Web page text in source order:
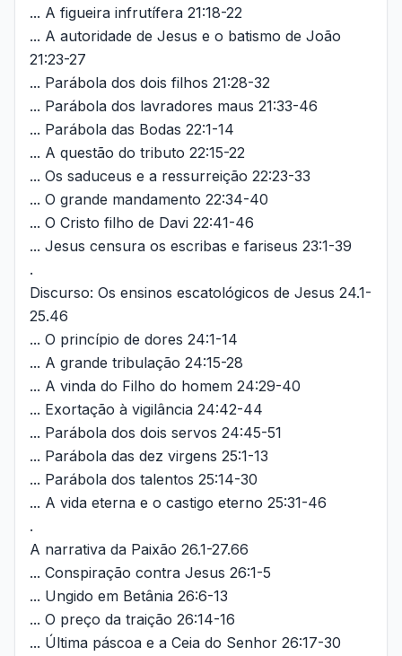
... A figueira infrutífera 21:18-22
... A autoridade de Jesus e o batismo de João
21:23-27
... Parábola dos dois filhos 21:28-32
... Parábola dos lavradores maus 21:33-46
... Parábola das Bodas 22:1-14
... A questão do tributo 22:15-22
... Os saduceus e a ressurreição 22:23-33
... O grande mandamento 22:34-40
... O Cristo filho de Davi 22:41-46
... Jesus censura os escribas e fariseus 23:1-39
.
Discurso: Os ensinos escatológicos de Jesus 24.1-
25.46
... O princípio de dores 24:1-14
... A grande tribulação 24:15-28
... A vinda do Filho do homem 24:29-40
... Exortação à vigilância 24:42-44
... Parábola dos dois servos 24:45-51
... Parábola das dez virgens 25:1-13
... Parábola dos talentos 25:14-30
... A vida eterna e o castigo eterno 25:31-46
.
A narrativa da Paixão 26.1-27.66
... Conspiração contra Jesus 26:1-5
... Ungido em Betânia 26:6-13
... O preço da traição 26:14-16
... Última páscoa e a Ceia do Senhor 26:17-30